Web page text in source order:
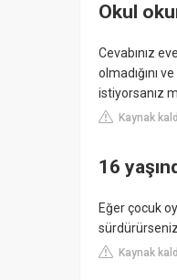
Okul
Cevabınız
olmadığını
istiyorsanız
Kaynak
16
Eğer çocuk
Kaynak